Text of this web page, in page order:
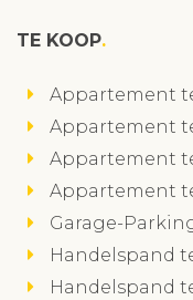
TE KOOP
Appartement
Appartement
Appartement
Appartement
Garage-
Handelspand
Handelspand